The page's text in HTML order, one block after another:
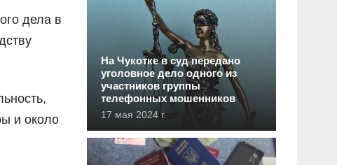
дела в
и около
На Чукотке в суд передано
уголовное дело одного из
участников группы
телефонных мошенников
17 мая 2024 г.